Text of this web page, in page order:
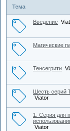
Тема
Введение
Магические
Тенсегрити
Шесть серий
Viator
1. Серия для
Viator